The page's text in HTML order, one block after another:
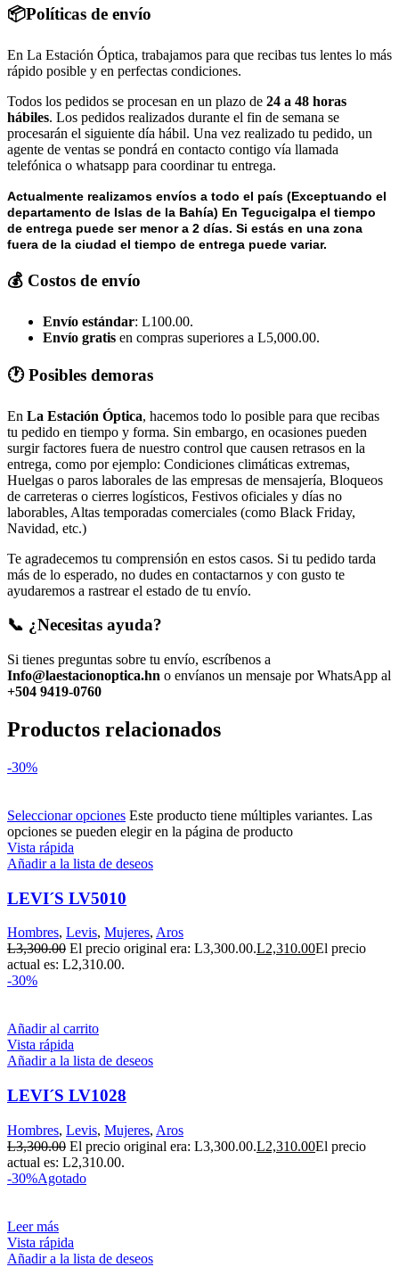
📦Políticas de envío
En La Estación Óptica, trabajamos para que recibas tus lentes lo más
rápido posible y en perfectas condiciones.
Todos los pedidos se procesan en un plazo de 24 a 48 horas
hábiles. Los pedidos realizados durante el fin de semana se
procesarán el siguiente día hábil. Una vez realizado tu pedido, un
agente de ventas se pondrá en contacto contigo vía llamada
telefónica o whatsapp para coordinar tu entrega.
Actualmente realizamos envíos a todo el país (Exceptuando el
departamento de Islas de la Bahía) En Tegucigalpa el tiempo
de entrega puede ser menor a 2 días. Si estás en una zona
fuera de la ciudad el tiempo de entrega puede variar.
💰 Costos de envío
Envío estándar: L100.00.
Envío gratis en compras superiores a L5,000.00.
🕐 Posibles demoras
En La Estación Óptica, hacemos todo lo posible para que recibas
tu pedido en tiempo y forma. Sin embargo, en ocasiones pueden
surgir factores fuera de nuestro control que causen retrasos en la
entrega, como por ejemplo: Condiciones climáticas extremas,
Huelgas o paros laborales de las empresas de mensajería, Bloqueos
de carreteras o cierres logísticos, Festivos oficiales y días no
laborables, Altas temporadas comerciales (como Black Friday,
Navidad, etc.)
Te agradecemos tu comprensión en estos casos. Si tu pedido tarda
más de lo esperado, no dudes en contactarnos y con gusto te
ayudaremos a rastrear el estado de tu envío.
📞 ¿Necesitas ayuda?
Si tienes preguntas sobre tu envío, escríbenos a
Info@laestacionoptica.hn o envíanos un mensaje por WhatsApp al
+504 9419-0760
Productos relacionados
-30%
Seleccionar opciones Este producto tiene múltiples variantes. Las
opciones se pueden elegir en la página de producto
Vista rápida
Añadir a la lista de deseos
LEVI´S LV5010
Hombres, Levis, Mujeres, Aros
L3,300.00 El precio original era: L3,300.00.L2,310.00El precio
actual es: L2,310.00.
-30%
Añadir al carrito
Vista rápida
Añadir a la lista de deseos
LEVI´S LV1028
Hombres, Levis, Mujeres, Aros
L3,300.00 El precio original era: L3,300.00.L2,310.00El precio
actual es: L2,310.00.
-30%Agotado
Leer más
Vista rápida
Añadir a la lista de deseos